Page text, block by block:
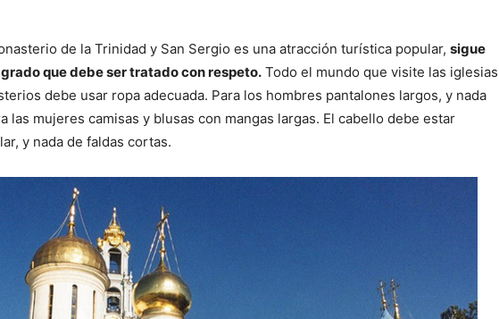
de la Trinidad y San Sergio es una atracción turística popular, sigue
que debe ser tratado con respeto. Todo el mundo que visite las iglesias
debe usar ropa adecuada. Para los hombres pantalones largos, y nada
las mujeres camisas y blusas con mangas largas. El cabello debe estar
y nada de faldas cortas.